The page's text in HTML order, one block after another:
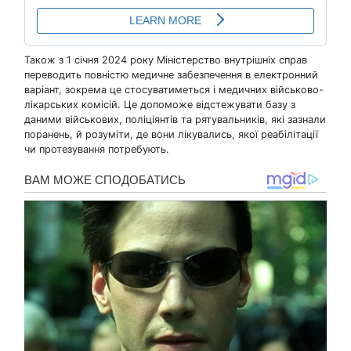
Також з 1 січня 2024 року Міністерство внутрішніх справ
переводить повністю медичне забезпечення в електронний
варіант, зокрема це стосуватиметься і медичних військово-
лікарських комісій. Це допоможе відстежувати базу з
даними військових, поліціянтів та рятувальників, які зазнали
поранень, й розуміти, де вони лікувались, якої реабілітації
чи протезування потребують.